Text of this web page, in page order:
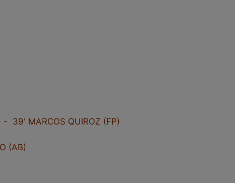
- 39' MARCOS QUIROZ (FP)
(AB)